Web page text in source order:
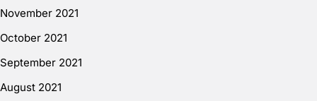
November 2021
October 2021
September 2021
August 2021